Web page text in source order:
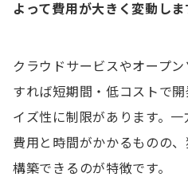
よって費用が大きく変動しま
クラウドサービスやオープ
すれば短期間・低コストで
イズ性に制限があります。
費用と時間がかかるものの
構築できるのが特徴です。